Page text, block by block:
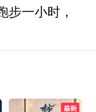
步一小时，